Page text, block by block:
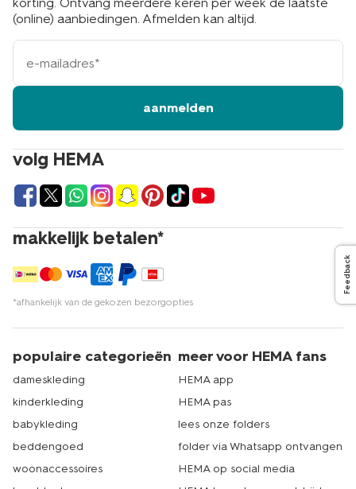
volg HEMA
makkelijk betalen*
*afhankelijk van de gekozen bezorgopties
(online) aanbiedingen. Afmelden kan altijd.
e-
mailadres
aanmelden
populaire categorieën
dameskleding
kinderkleding
babykleding
beddengoed
woonaccessoires
meer voor HEMA fans
HEMA app
HEMA pas
lees onze folders
folder via Whatsapp ontvangen
HEMA op social media
Feedback